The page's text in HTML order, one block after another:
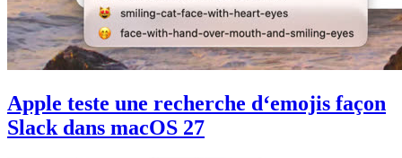
Apple teste une recherche d‘emojis façon
Slack dans macOS 27